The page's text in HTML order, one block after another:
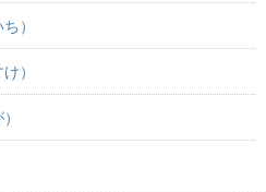
）
）